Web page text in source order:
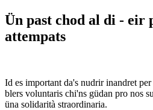
Ün past chod al di - eir
attempats
Id es important da's nudrir inandret
blers voluntaris chi'ns güdan pro nos
üna solidarità straordinaria.